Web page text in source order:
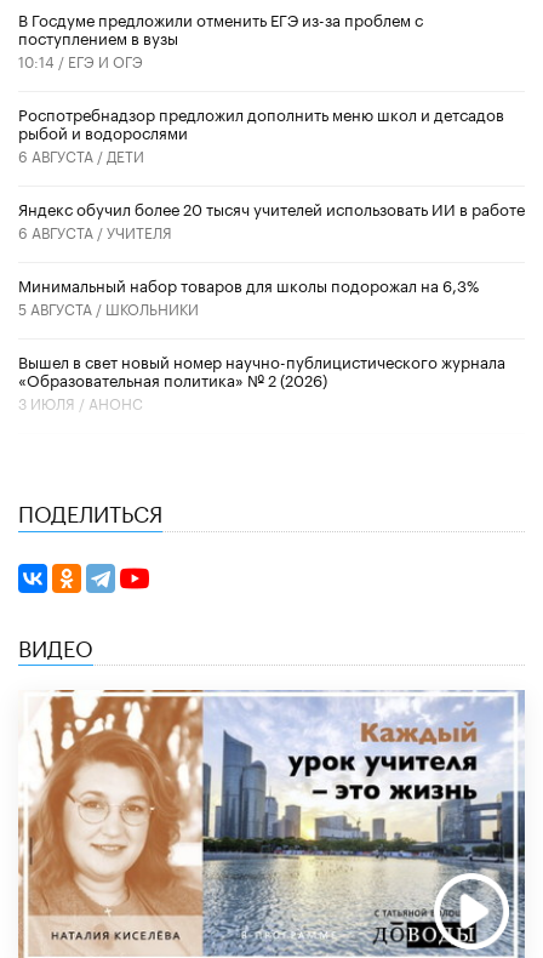
В Госдуме предложили отменить ЕГЭ из-за проблем с
поступлением в вузы
10:14 / ЕГЭ И ОГЭ
Роспотребнадзор предложил дополнить меню школ и детсадов
рыбой и водорослями
6 АВГУСТА / ДЕТИ
​Яндекс обучил более 20 тысяч учителей использовать ИИ в работе
6 АВГУСТА /УЧИТЕЛЯ
Минимальный набор товаров для школы подорожал на 6,3%
5 АВГУСТА / ШКОЛЬНИКИ
Вышел в свет новый номер научно-публицистического журнала
«Образовательная политика» № 2 (2026)
3 ИЮЛЯ / АНОНС
ПОДЕЛИТЬСЯ
ВИДЕО